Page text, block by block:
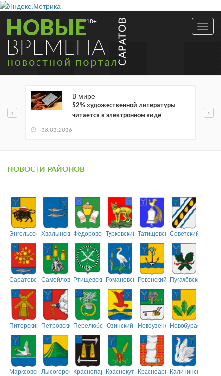
В мире
52% художественной литературы
читается в электронном виде
18.01.2016
НОВОСТИ РАЙОНОВ
ЭнгельсскийХвалынскийФёдоровскийТурковский ТатищевскийСоветский
СаратовскийСамойловскийРтищевскийРомановскийРовенский Пугачёвский
Питерский ПетровскийПерелюбскийОзинский НовоузенскийНовобурасский
МарксовскийЛысогорскийКраснопартизанский
КраснокутскийКрасноармейский
Калининский